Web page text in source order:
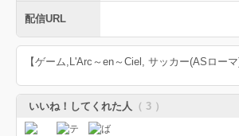
配信URL
【ゲーム,L'Arc～en～Ciel, サッカー(ASロー
いいね！してくれた人 （ 3 ）